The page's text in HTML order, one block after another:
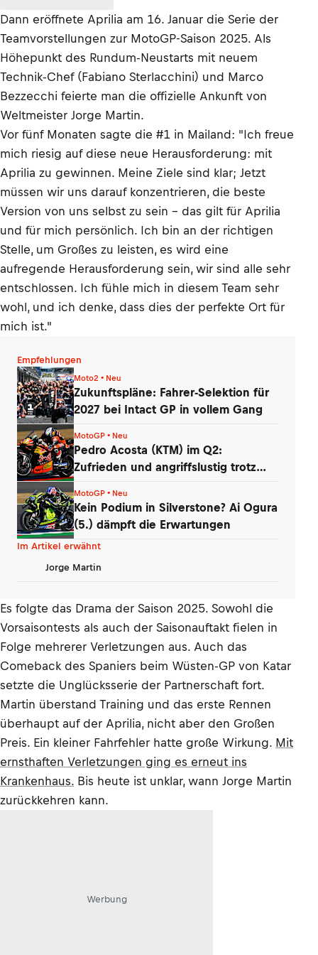
Dann eröffnete Aprilia am 16. Januar die Serie der
Teamvorstellungen zur MotoGP-Saison 2025. Als
Höhepunkt des Rundum-Neustarts mit neuem
Technik-Chef (Fabiano Sterlacchini) und Marco
Bezzecchi feierte man die offizielle Ankunft von
Weltmeister Jorge Martin.
Vor fünf Monaten sagte die #1 in Mailand: "Ich freue
mich riesig auf diese neue Herausforderung: mit
Aprilia zu gewinnen. Meine Ziele sind klar; Jetzt
müssen wir uns darauf konzentrieren, die beste
Version von uns selbst zu sein – das gilt für Aprilia
und für mich persönlich. Ich bin an der richtigen
Stelle, um Großes zu leisten, es wird eine
aufregende Herausforderung sein, wir sind alle sehr
entschlossen. Ich fühle mich in diesem Team sehr
wohl, und ich denke, dass dies der perfekte Ort für
mich ist."
Empfehlungen
Moto2 • Neu
Zukunftspläne: Fahrer-Selektion für
2027 bei Intact GP in vollem Gang
MotoGP • Neu
Pedro Acosta (KTM) im Q2:
Zufrieden und angriffslustig trotz
MotoGP • Neu
Kein Podium in Silverstone? Ai Ogura
(5.) dämpft die Erwartungen
Im Artikel erwähnt
Jorge Martin
Es folgte das Drama der Saison 2025. Sowohl die
Vorsaisontests als auch der Saisonauftakt fielen in
Folge mehrerer Verletzungen aus. Auch das
Comeback des Spaniers beim Wüsten-GP von Katar
setzte die Unglücksserie der Partnerschaft fort.
Martin überstand Training und das erste Rennen
überhaupt auf der Aprilia, nicht aber den Großen
Preis. Ein kleiner Fahrfehler hatte große Wirkung. Mit
ernsthaften Verletzungen ging es erneut ins
Krankenhaus. Bis heute ist unklar, wann Jorge Martin
zurückkehren kann.
Werbung